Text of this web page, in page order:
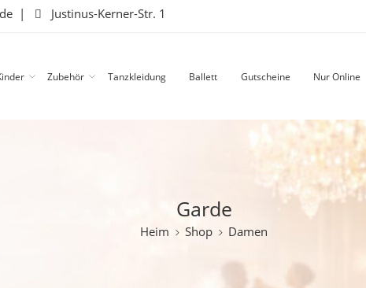
| Justinus-Kerner-Str. 1
Zubehör Tanzkleidung Ballett Gutscheine Nur Online
Garde
Heim Shop Damen